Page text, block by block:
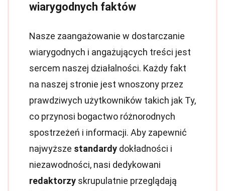
wiarygodnych faktów
Nasze zaangażowanie w dostarczanie
wiarygodnych i angażujących treści jest
sercem naszej działalności. Każdy fakt
na naszej stronie jest wnoszony przez
prawdziwych użytkowników takich jak Ty,
co przynosi bogactwo różnorodnych
spostrzeżeń i informacji. Aby zapewnić
najwyższe standardy dokładności i
niezawodności, nasi dedykowani
redaktorzy skrupulatnie przeglądają